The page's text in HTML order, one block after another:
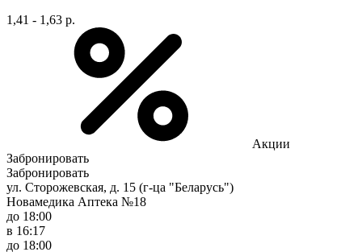
1,41 - 1,63 р.
Акции
Забронировать
Забронировать
ул. Сторожевская, д. 15 (г-ца "Беларусь")
Новамедика Аптека №18
до 18:00
в 16:17
до 18:00